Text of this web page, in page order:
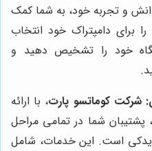
و تجربه خود، به شما کمک
برای دامپتراک خود انتخاب
خود را تشخیص دهید و
شرکت کوماتسو پارت، با ارائه
شما در تمامی مراحل
یدکی است. این خدمات، شامل